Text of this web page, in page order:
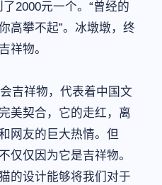
2000元一个。“曾经的
高攀不起”。冰墩墩，终
祥物。
吉祥物，代表着中国文
美契合，它的走红，离
网友的巨大热情。但
仅仅因为它是吉祥物。
的设计能够将我们对于